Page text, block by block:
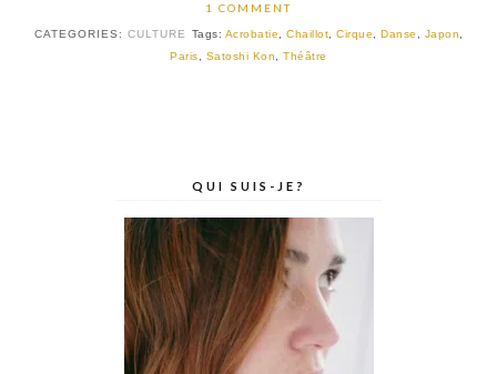
1 COMMENT
CATEGORIES: CULTURE Tags: Acrobatie Chaillot Cirque Danse Japon
Paris
Satoshi Kon ,Théâtre
QUI SUIS-JE?